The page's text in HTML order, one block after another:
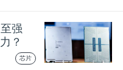
强
？
芯片